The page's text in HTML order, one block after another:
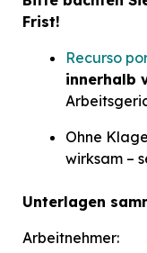
Frist!
Recurso
innerhalb
Ohne
wirksam –
Unterlagen
Arbeitnehmer: